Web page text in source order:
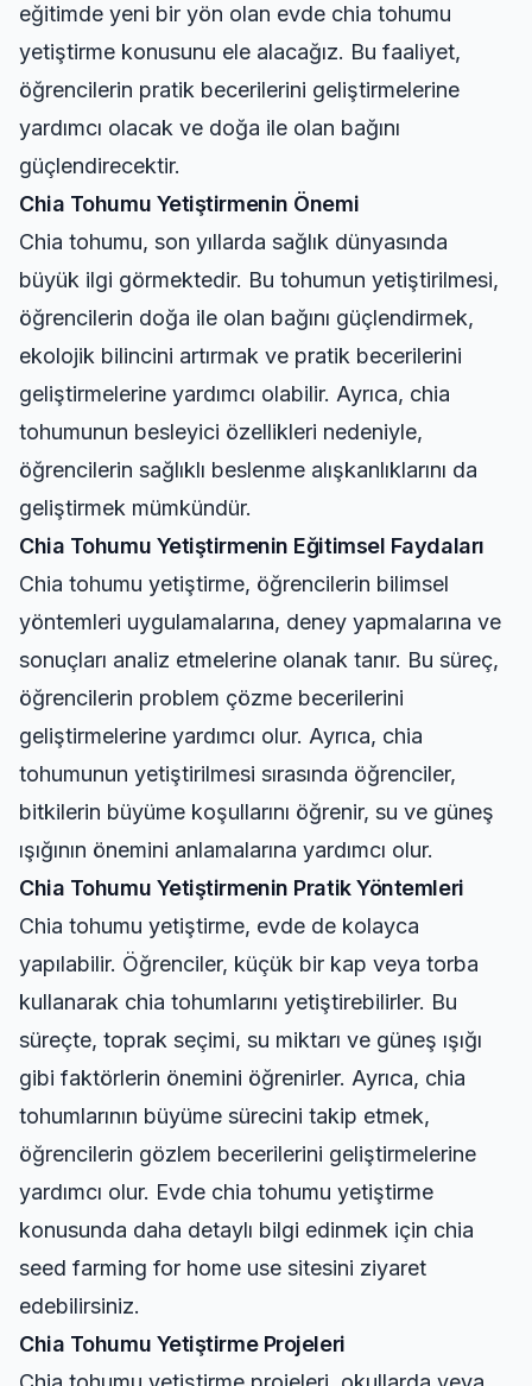
eğitimde yeni bir yön olan evde chia tohumu
yetiştirme konusunu ele alacağız. Bu faaliyet,
öğrencilerin pratik becerilerini geliştirmelerine
yardımcı olacak ve doğa ile olan bağını
güçlendirecektir.
Chia Tohumu Yetiştirmenin Önemi
Chia tohumu, son yıllarda sağlık dünyasında
büyük ilgi görmektedir. Bu tohumun yetiştirilmesi,
öğrencilerin doğa ile olan bağını güçlendirmek,
ekolojik bilincini artırmak ve pratik becerilerini
geliştirmelerine yardımcı olabilir. Ayrıca, chia
tohumunun besleyici özellikleri nedeniyle,
öğrencilerin sağlıklı beslenme alışkanlıklarını da
geliştirmek mümkündür.
Chia Tohumu Yetiştirmenin Eğitimsel Faydaları
Chia tohumu yetiştirme, öğrencilerin bilimsel
yöntemleri uygulamalarına, deney yapmalarına ve
sonuçları analiz etmelerine olanak tanır. Bu süreç,
öğrencilerin problem çözme becerilerini
geliştirmelerine yardımcı olur. Ayrıca, chia
tohumunun yetiştirilmesi sırasında öğrenciler,
bitkilerin büyüme koşullarını öğrenir, su ve güneş
ışığının önemini anlamalarına yardımcı olur.
Chia Tohumu Yetiştirmenin Pratik Yöntemleri
Chia tohumu yetiştirme, evde de kolayca
yapılabilir. Öğrenciler, küçük bir kap veya torba
kullanarak chia tohumlarını yetiştirebilirler. Bu
süreçte, toprak seçimi, su miktarı ve güneş ışığı
gibi faktörlerin önemini öğrenirler. Ayrıca, chia
tohumlarının büyüme sürecini takip etmek,
öğrencilerin gözlem becerilerini geliştirmelerine
yardımcı olur. Evde chia tohumu yetiştirme
konusunda daha detaylı bilgi edinmek için chia
seed farming for home use sitesini ziyaret
edebilirsiniz.
Chia Tohumu Yetiştirme Projeleri